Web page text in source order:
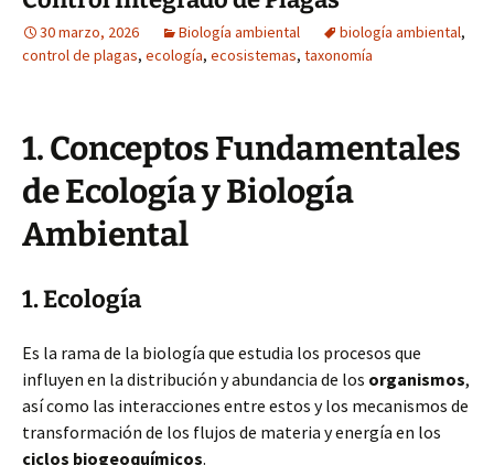
30 marzo, 2026 Biología ambiental biología ambiental,
control de plagas, ecología, ecosistemas, taxonomía
1. Conceptos Fundamentales
de Ecología y Biología
Ambiental
1. Ecología
Es la rama de la biología que estudia los procesos que
influyen en la distribución y abundancia de los organismos,
así como las interacciones entre estos y los mecanismos de
transformación de los flujos de materia y energía en los
ciclos biogeoquímicos.